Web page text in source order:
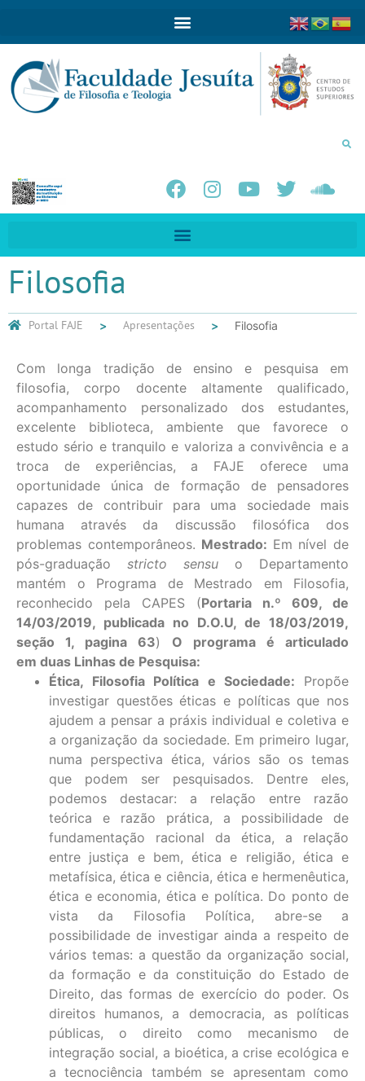
Filosofia
Portal FAJE Apresentações Filosofia
Com longa tradição de ensino e pesquisa em
filosofia, corpo docente altamente qualificado,
acompanhamento personalizado dos estudantes,
excelente biblioteca, ambiente que favorece o
estudo sério e tranquilo e valoriza a convivência e a
troca de experiências, a FAJE oferece uma
oportunidade única de formação de pensadores
capazes de contribuir para uma sociedade mais
humana através da discussão filosófica dos
problemas contemporâneos. Mestrado: Em nível de
pós-graduação stricto sensu o Departamento
mantém o Programa de Mestrado em Filosofia,
reconhecido pela CAPES (Portaria n.º 609, de
14/03/2019, publicada no D.O.U, de 18/03/2019,
seção 1, pagina 63) O programa é articulado
em duas Linhas de Pesquisa:
Ética, Filosofia Política e Sociedade: Propõe
investigar questões éticas e políticas que nos
ajudem a pensar a práxis individual e coletiva e
a organização da sociedade. Em primeiro lugar,
numa perspectiva ética, vários são os temas
que podem ser pesquisados. Dentre eles,
podemos destacar: a relação entre razão
teórica e razão prática, a possibilidade de
fundamentação racional da ética, a relação
entre justiça e bem, ética e religião, ética e
metafísica, ética e ciência, ética e hermenêutica,
ética e economia, ética e política. Do ponto de
vista da Filosofia Política, abre-se a
possibilidade de investigar ainda a respeito de
vários temas: a questão da organização social,
da formação e da constituição do Estado de
Direito, das formas de exercício do poder. Os
direitos humanos, a democracia, as políticas
públicas, o direito como mecanismo de
integração social, a bioética, a crise ecológica e
a tecnociência também se apresentam como